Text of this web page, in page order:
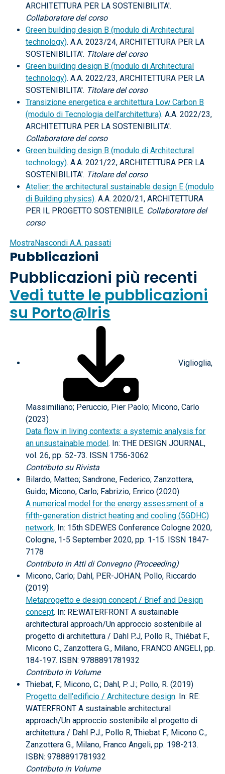
ARCHITETTURA PER LA SOSTENIBILITA'.
Collaboratore del corso
Green building design B (modulo di Architectural
technology). A.A. 2023/24, ARCHITETTURA PER LA
SOSTENIBILITA'. Titolare del corso
Green building design B (modulo di Architectural
technology). A.A. 2022/23, ARCHITETTURA PER LA
SOSTENIBILITA'. Titolare del corso
Transizione energetica e architettura Low Carbon B
(modulo di Tecnologia dell'architettura). A.A. 2022/23,
ARCHITETTURA PER LA SOSTENIBILITA'.
Collaboratore del corso
Green building design B (modulo di Architectural
technology). A.A. 2021/22, ARCHITETTURA PER LA
SOSTENIBILITA'. Titolare del corso
Atelier: the architectural sustainable design E (modulo
di Building physics). A.A. 2020/21, ARCHITETTURA
PER IL PROGETTO SOSTENIBILE. Collaboratore del
corso
MostraNascondi A.A. passati
Pubblicazioni
Pubblicazioni più recenti
Vedi tutte le pubblicazioni
su Porto@Iris
Viglioglia,
Massimiliano; Peruccio, Pier Paolo; Micono, Carlo
(2023)
Data flow in living contexts: a systemic analysis for
an unsustainable model. In: THE DESIGN JOURNAL,
vol. 26, pp. 52-73. ISSN 1756-3062
Contributo su Rivista
Bilardo, Matteo; Sandrone, Federico; Zanzottera,
Guido; Micono, Carlo; Fabrizio, Enrico (2020)
A numerical model for the energy assessment of a
fifth-generation district heating and cooling (5GDHC)
network. In: 15th SDEWES Conference Cologne 2020,
Cologne, 1-5 September 2020, pp. 1-15. ISSN 1847-
7178
Contributo in Atti di Convegno (Proceeding)
Micono, Carlo; Dahl, PER-JOHAN; Pollo, Riccardo
(2019)
Metaprogetto e design concept / Brief and Design
concept. In: RE:WATERFRONT A sustainable
architectural approach/Un approccio sostenibile al
progetto di architettura / Dahl P.J, Pollo R., Thiébat F.,
Micono C., Zanzottera G., Milano, FRANCO ANGELI, pp.
184-197. ISBN: 9788891781932
Contributo in Volume
Thiebat, F.; Micono, C.; Dahl, P. J.; Pollo, R. (2019)
Progetto dell'edificio / Architecture design. In: RE:
WATERFRONT A sustainable architectural
approach/Un approccio sostenibile al progetto di
architettura / Dahl P.J., Pollo R, Thiebat F., Micono C.,
Zanzottera G., Milano, Franco Angeli, pp. 198-213.
ISBN: 9788891781932
Contributo in Volume